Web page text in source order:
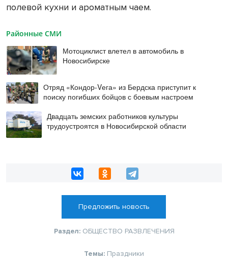
полевой кухни и ароматным чаем.
Районные СМИ
Мотоциклист влетел в автомобиль в
Новосибирске
Отряд «Кондор-Vега» из Бердска приступит к
поиску погибших бойцов с боевым настроем
Двадцать земских работников культуры
трудоустроятся в Новосибирской области
Предложить новость
Раздел: ОБЩЕСТВО РАЗВЛЕЧЕНИЯ
Темы: Праздники